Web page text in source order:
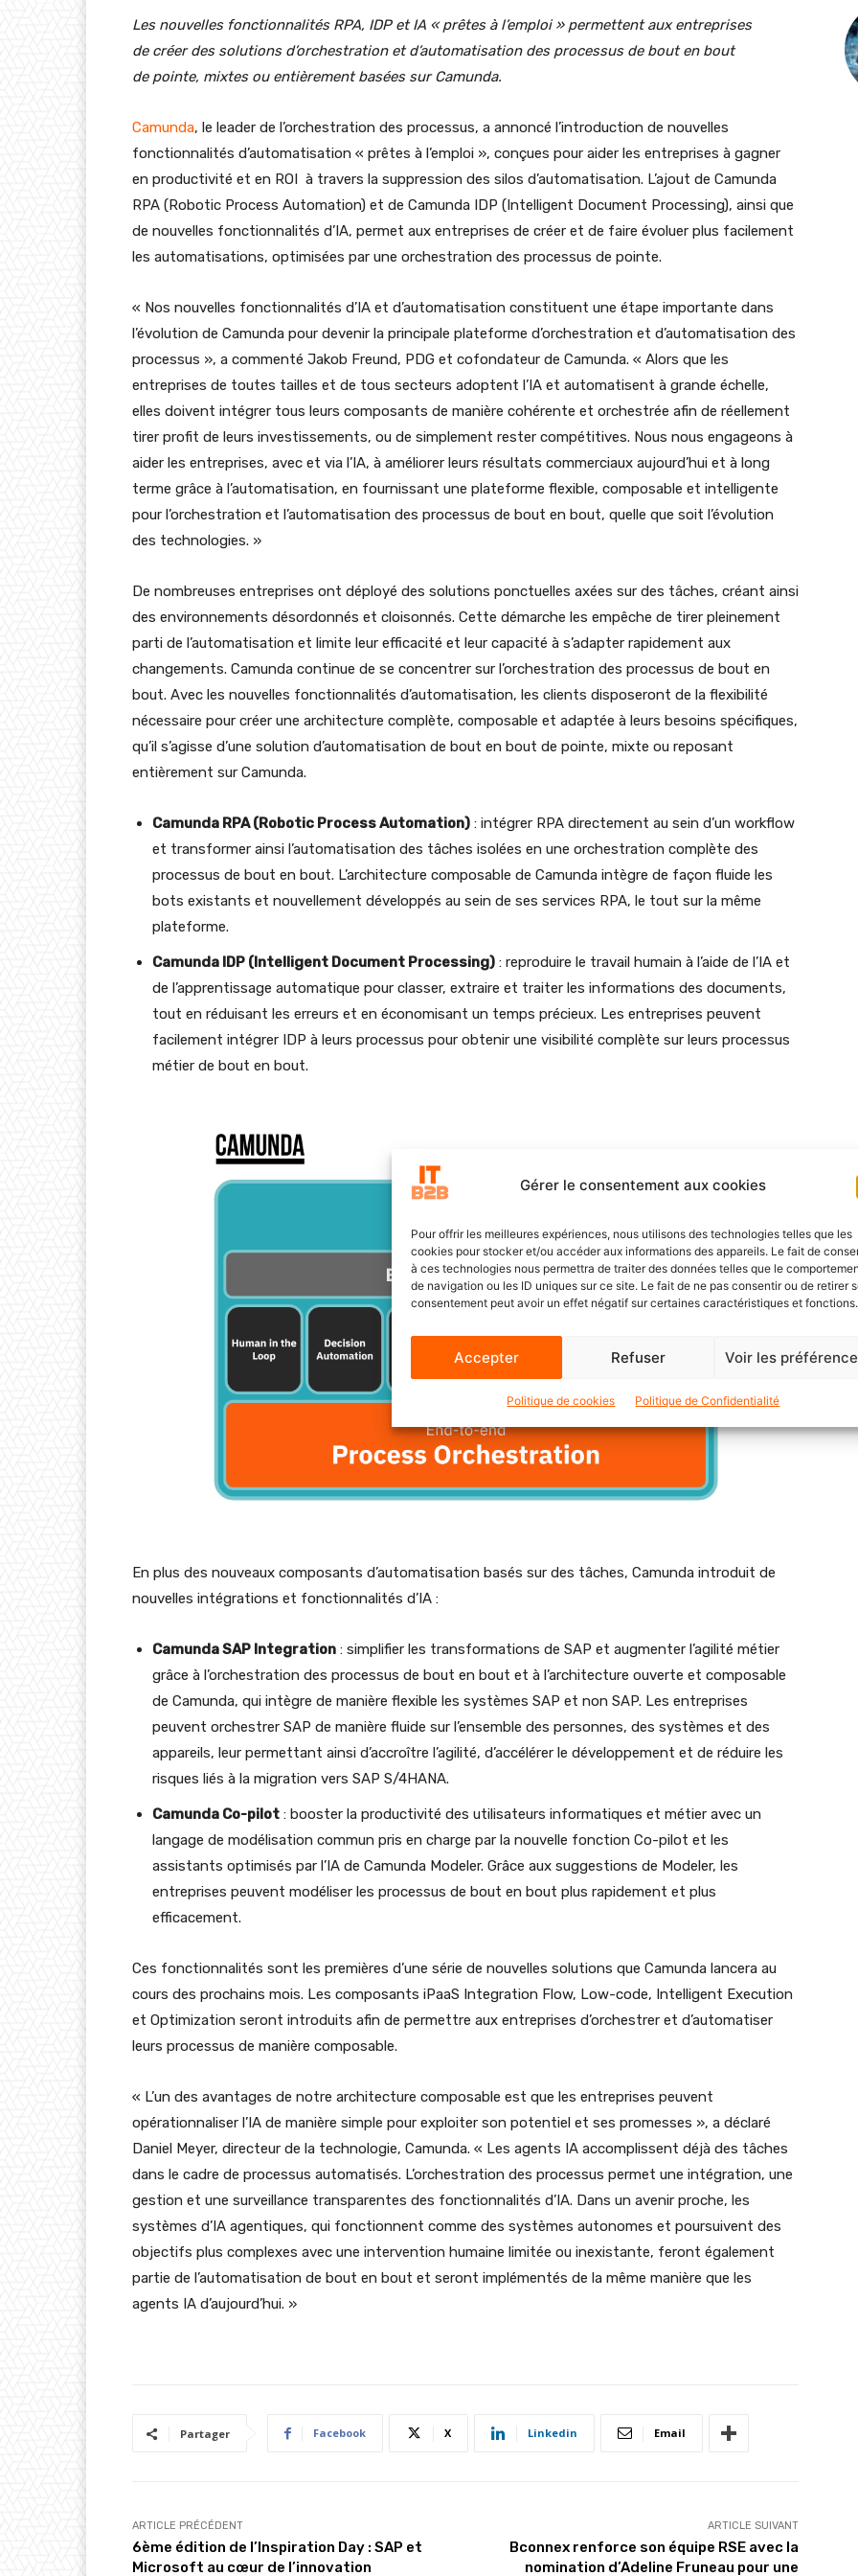
Gérer le consentement aux cookies
Pour offrir les meilleures expériences, nous utilisons des technologies telles que les
cookies pour stocker et/ou accéder aux informations des appareils. Le fait de
à ces technologies nous permettra de traiter des données telles que le
de navigation ou les ID uniques sur ce site. Le fait de ne pas consentir ou de retirer
consentement peut avoir un effet négatif sur certaines caractéristiques et fonctions.
Accepter Refuser Voir les
Politique de cookies Politique de Confidentialité
Les nouvelles fonctionnalités RPA, IDP et IA « prêtes à l’emploi » permettent aux entreprises
de créer des solutions d’orchestration et d’automatisation des processus de bout en bout
de pointe, mixtes ou entièrement basées sur Camunda.
Camunda, le leader de l’orchestration des processus, a annoncé l’introduction de nouvelles
fonctionnalités d’automatisation « prêtes à l’emploi », conçues pour aider les entreprises à gagner
en productivité et en ROI à travers la suppression des silos d’automatisation. L’ajout de Camunda
RPA (Robotic Process Automation) et de Camunda IDP (Intelligent Document Processing), ainsi que
de nouvelles fonctionnalités d’IA, permet aux entreprises de créer et de faire évoluer plus facilement
les automatisations, optimisées par une orchestration des processus de pointe.
« Nos nouvelles fonctionnalités d’IA et d’automatisation constituent une étape importante dans
l’évolution de Camunda pour devenir la principale plateforme d’orchestration et d’automatisation des
processus », a commenté Jakob Freund, PDG et cofondateur de Camunda. « Alors que les
entreprises de toutes tailles et de tous secteurs adoptent l’IA et automatisent à grande échelle,
elles doivent intégrer tous leurs composants de manière cohérente et orchestrée afin de réellement
tirer profit de leurs investissements, ou de simplement rester compétitives. Nous nous engageons à
aider les entreprises, avec et via l’IA, à améliorer leurs résultats commerciaux aujourd’hui et à long
terme grâce à l’automatisation, en fournissant une plateforme flexible, composable et intelligente
pour l’orchestration et l’automatisation des processus de bout en bout, quelle que soit l’évolution
des technologies. »
De nombreuses entreprises ont déployé des solutions ponctuelles axées sur des tâches, créant ainsi
des environnements désordonnés et cloisonnés. Cette démarche les empêche de tirer pleinement
parti de l’automatisation et limite leur efficacité et leur capacité à s’adapter rapidement aux
changements. Camunda continue de se concentrer sur l’orchestration des processus de bout en
bout. Avec les nouvelles fonctionnalités d’automatisation, les clients disposeront de la flexibilité
nécessaire pour créer une architecture complète, composable et adaptée à leurs besoins spécifiques,
qu’il s’agisse d’une solution d’automatisation de bout en bout de pointe, mixte ou reposant
entièrement sur Camunda.
Camunda RPA (Robotic Process Automation) : intégrer RPA directement au sein d’un workflow
et transformer ainsi l’automatisation des tâches isolées en une orchestration complète des
processus de bout en bout. L’architecture composable de Camunda intègre de façon fluide les
bots existants et nouvellement développés au sein de ses services RPA, le tout sur la même
plateforme.
Camunda IDP (Intelligent Document Processing) : reproduire le travail humain à l’aide de l’IA et
de l’apprentissage automatique pour classer, extraire et traiter les informations des documents,
tout en réduisant les erreurs et en économisant un temps précieux. Les entreprises peuvent
facilement intégrer IDP à leurs processus pour obtenir une visibilité complète sur leurs processus
métier de bout en bout.
En plus des nouveaux composants d’automatisation basés sur des tâches, Camunda introduit de
nouvelles intégrations et fonctionnalités d’IA :
Camunda SAP Integration : simplifier les transformations de SAP et augmenter l’agilité métier
grâce à l’orchestration des processus de bout en bout et à l’architecture ouverte et composable
de Camunda, qui intègre de manière flexible les systèmes SAP et non SAP. Les entreprises
peuvent orchestrer SAP de manière fluide sur l’ensemble des personnes, des systèmes et des
appareils, leur permettant ainsi d’accroître l’agilité, d’accélérer le développement et de réduire les
risques liés à la migration vers SAP S/4HANA.
Camunda Co-pilot : booster la productivité des utilisateurs informatiques et métier avec un
langage de modélisation commun pris en charge par la nouvelle fonction Co-pilot et les
assistants optimisés par l’IA de Camunda Modeler. Grâce aux suggestions de Modeler, les
entreprises peuvent modéliser les processus de bout en bout plus rapidement et plus
efficacement.
Ces fonctionnalités sont les premières d’une série de nouvelles solutions que Camunda lancera au
cours des prochains mois. Les composants iPaaS Integration Flow, Low-code, Intelligent Execution
et Optimization seront introduits afin de permettre aux entreprises d’orchestrer et d’automatiser
leurs processus de manière composable.
« L’un des avantages de notre architecture composable est que les entreprises peuvent
opérationnaliser l’IA de manière simple pour exploiter son potentiel et ses promesses », a déclaré
Daniel Meyer, directeur de la technologie, Camunda. « Les agents IA accomplissent déjà des tâches
dans le cadre de processus automatisés. L’orchestration des processus permet une intégration, une
gestion et une surveillance transparentes des fonctionnalités d’IA. Dans un avenir proche, les
systèmes d’IA agentiques, qui fonctionnent comme des systèmes autonomes et poursuivent des
objectifs plus complexes avec une intervention humaine limitée ou inexistante, feront également
partie de l’automatisation de bout en bout et seront implémentés de la même manière que les
agents IA d’aujourd’hui. »
Partager Facebook X Linkedin Email
ARTICLE PRÉCÉDENT
6ème édition de l’Inspiration Day : SAP et
Microsoft au cœur de l’innovation
ARTICLE SUIVANT
Bconnex renforce son équipe RSE avec la
nomination d’Adeline Fruneau pour une